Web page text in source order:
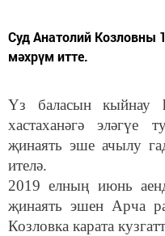
Суд Анатолий Козловны
мәхрүм итте.
Үз баласын кыйнау
хастаханәгә эләгүе
җинаять эше ачылу
ителә.
2019 елның июнь
җинаять эшен Арча
Козловка карата